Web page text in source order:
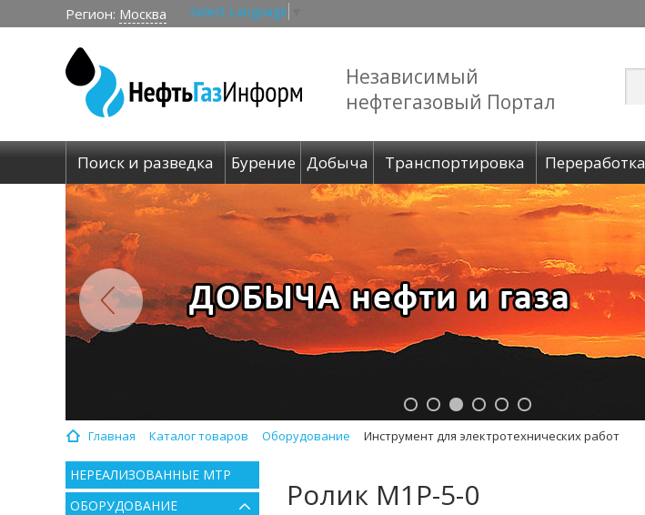
Регион: Москва Select Language
Независимый
нефтегазовый Портал
Поиск и разведка Бурение Добыча Транспортировка Переработка
Главная Каталог товаров Оборудование Инструмент для электротехнических работ
НЕРЕАЛИЗОВАННЫЕ МТР
ОБОРУДОВАНИЕ
Ролик М1Р-5-0